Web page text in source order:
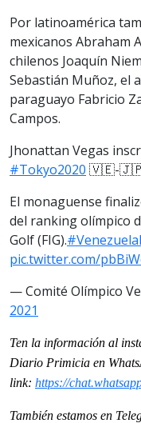
Por latinoamérica
mexicanos Abraham
chilenos Joaquín
Sebastián Muñoz, el
paraguayo Fabricio
Campos.
Jhonattan Vegas
#Tokyo2020 🇻🇪-
El monaguense
del ranking olímpico
Golf (FIG).
pic.twitter.com/
— Comité Olímpico
2021
Ten la información al
Diario Primicia en
link: https://
También estamos en